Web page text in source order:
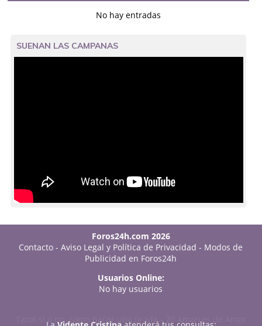
No hay entradas
SUENAN LAS CAMPANAS
Foros24h.com 2026
Contacto -Aviso Legal y Política de Privacidad - Modos de
Publicidad en Foros24h
Usuarios Online:
No hay usuarios
Tarot sí o no: cómo hacer una tirada-
20 Amarres de Amor